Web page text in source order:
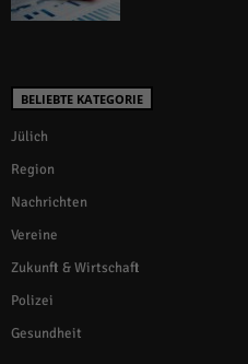
BELIEBTE KATEGORIE
Jülich
Region
Nachrichten
Vereine
Zukunft & Wirtschaft
Polizei
Gesundheit